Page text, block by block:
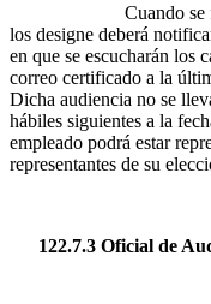
Cuando se
los designe deberá
en que se escucharán los
correo certificado a la
Dicha audiencia no se
hábiles siguientes a la
empleado podrá estar
representantes de su
122.7.3 Oficial de